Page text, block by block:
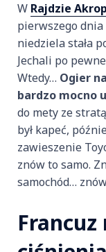
W Rajdzie
pierwszego
niedziela stała
Jechali po
Wtedy… Ogier
bardzo mocno
do mety ze
był kapeć,
zawieszenie
znów to samo.
samochód…